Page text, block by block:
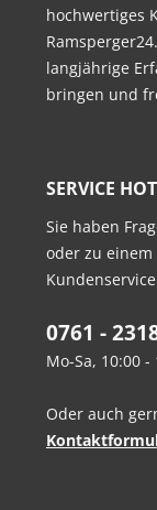
hochwertiges
langjährige
bringen und
SERVICE
Sie haben
oder zu
0761 -
Mo-Sa, 10:00
Oder auch